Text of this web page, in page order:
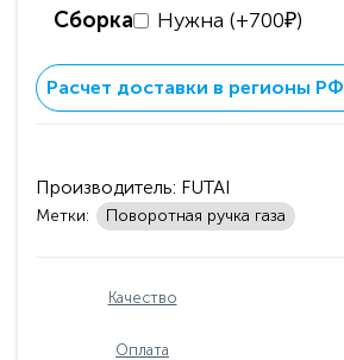
Сборка Нужна (+700₽)
Расчет доставки в регионы РФ
Производитель: FUTAI
Метки: Поворотная ручка газа
Качество
Оплата